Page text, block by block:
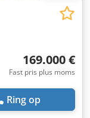
169.000 €
Fast pris plus moms
Ring op